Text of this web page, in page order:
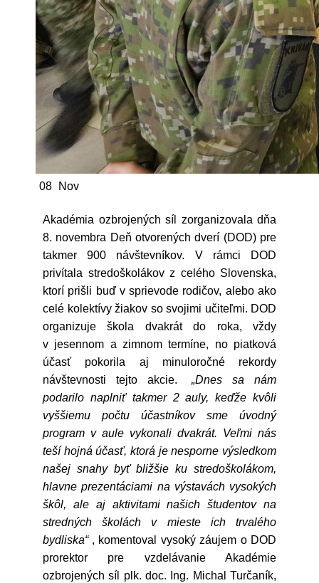
08 Nov
Akadémia ozbrojených síl zorganizovala dňa
8. novembra Deň otvorených dverí (DOD) pre
takmer 900 návštevníkov. V rámci DOD
privítala stredoškolákov z celého Slovenska,
ktorí prišli buď v sprievode rodičov, alebo ako
celé kolektívy žiakov so svojimi učiteľmi. DOD
organizuje škola dvakrát do roka, vždy
v jesennom a zimnom termíne, no piatková
účasť pokorila aj minuloročné rekordy
návštevnosti tejto akcie.
„Dnes sa nám
podarilo naplniť takmer 2 auly, keďže kvôli
vyššiemu počtu účastníkov sme úvodný
program v aule vykonali dvakrát. Veľmi nás
teší hojná účasť, ktorá je nesporne výsledkom
našej snahy byť bližšie ku stredoškolákom,
hlavne prezentáciami na výstavách vysokých
škôl, ale aj aktivitami našich študentov na
stredných školách v mieste ich trvalého
bydliska“ , komentoval vysoký záujem o DOD
prorektor pre vzdelávanie Akadémie
ozbrojených síl plk. doc. Ing. Michal Turčaník,